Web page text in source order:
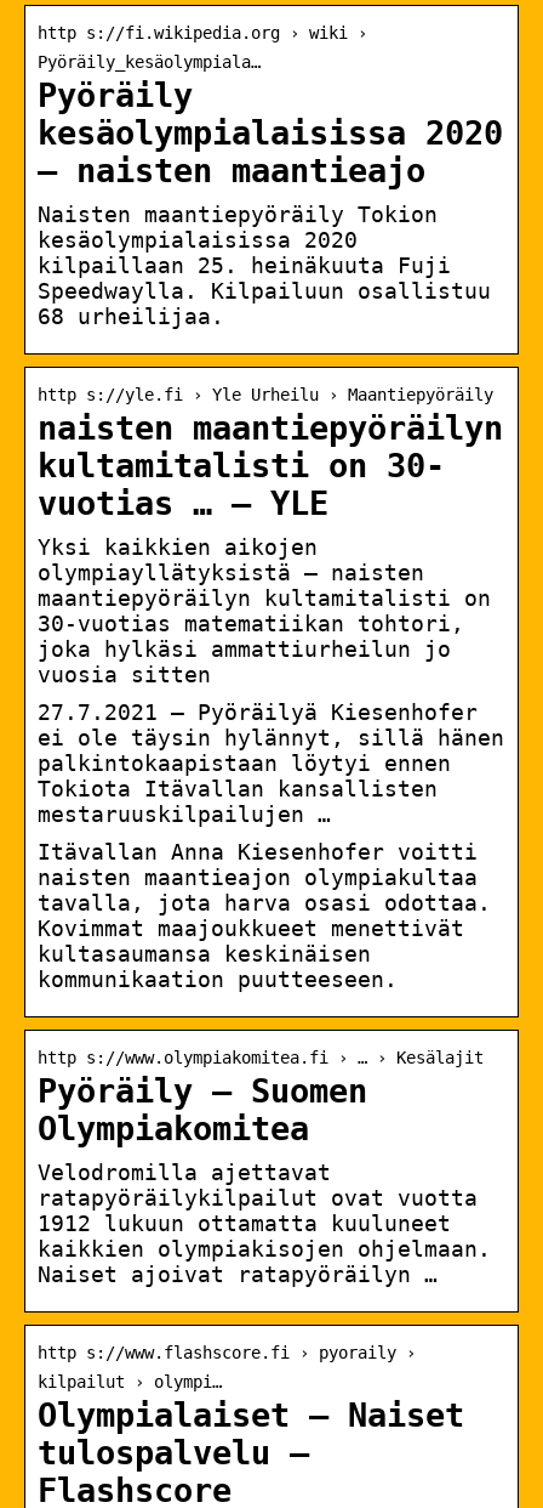
http s://fi.wikipedia.org › wiki ›
Pyöräily_kesäolympiala…
Pyöräily
kesäolympialaisissa 2020
– naisten maantieajo
Naisten maantiepyöräily Tokion
kesäolympialaisissa 2020
kilpaillaan 25. heinäkuuta Fuji
Speedwaylla. Kilpailuun osallistuu
68 urheilijaa.
http s://yle.fi › Yle Urheilu › Maantiepyöräily
naisten maantiepyöräilyn
kultamitalisti on 30-
vuotias … – YLE
Yksi kaikkien aikojen
olympiayllätyksistä – naisten
maantiepyöräilyn kultamitalisti on
30-vuotias matematiikan tohtori,
joka hylkäsi ammattiurheilun jo
vuosia sitten
27.7.2021 — Pyöräilyä Kiesenhofer
ei ole täysin hylännyt, sillä hänen
palkintokaapistaan löytyi ennen
Tokiota Itävallan kansallisten
mestaruuskilpailujen …
Itävallan Anna Kiesenhofer voitti
naisten maantieajon olympiakultaa
tavalla, jota harva osasi odottaa.
Kovimmat maajoukkueet menettivät
kultasaumansa keskinäisen
kommunikaation puutteeseen.
http s://www.olympiakomitea.fi › … › Kesälajit
Pyöräily – Suomen
Olympiakomitea
Velodromilla ajettavat
ratapyöräilykilpailut ovat vuotta
1912 lukuun ottamatta kuuluneet
kaikkien olympiakisojen ohjelmaan.
Naiset ajoivat ratapyöräilyn …
http s://www.flashscore.fi › pyoraily ›
kilpailut › olympi…
Olympialaiset – Naiset
tulospalvelu –
Flashscore